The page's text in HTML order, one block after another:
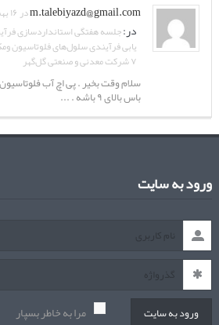
m.talebiyazd@gmail.comدر ۱۶ بهمن
در:جلسه هفتگی استانداردسازی
۷ شرکت معدنی و صنعتی گل‌گهر
سلام وقت بخیر . پی اچ آب
باس بالای ۹ باشه . ...
ورود به سایت
ورود به سایت مرا به خاطر بسپار